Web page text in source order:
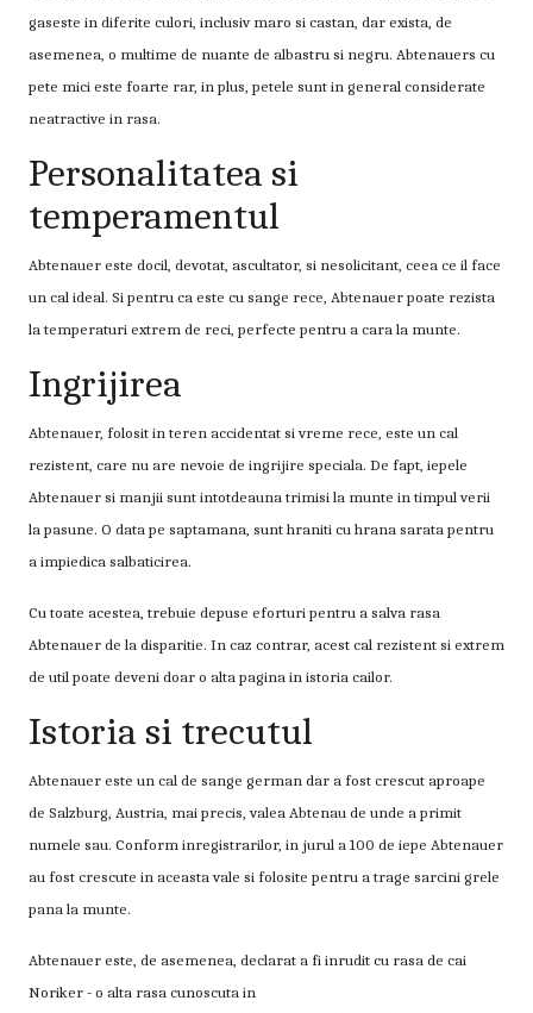
gaseste in diferite culori, inclusiv maro si castan, dar exista, de
asemenea, o multime de nuante de albastru si negru. Abtenauers cu
pete mici este foarte rar, in plus, petele sunt in general considerate
neatractive in rasa.
Personalitatea si
temperamentul
Abtenauer este docil, devotat, ascultator, si nesolicitant, ceea ce il face
un cal ideal. Si pentru ca este cu sange rece, Abtenauer poate rezista
la temperaturi extrem de reci, perfecte pentru a cara la munte.
Ingrijirea
Abtenauer, folosit in teren accidentat si vreme rece, este un cal
rezistent, care nu are nevoie de ingrijire speciala. De fapt, iepele
Abtenauer si manjii sunt intotdeauna trimisi la munte in timpul verii
la pasune. O data pe saptamana, sunt hraniti cu hrana sarata pentru
a impiedica salbaticirea.
Cu toate acestea, trebuie depuse eforturi pentru a salva rasa
Abtenauer de la disparitie. In caz contrar, acest cal rezistent si extrem
de util poate deveni doar o alta pagina in istoria cailor.
Istoria si trecutul
Abtenauer este un cal de sange german dar a fost crescut aproape
de Salzburg, Austria, mai precis, valea Abtenau de unde a primit
numele sau. Conform inregistrarilor, in jurul a 100 de iepe Abtenauer
au fost crescute in aceasta vale si folosite pentru a trage sarcini grele
pana la munte.
Abtenauer este, de asemenea, declarat a fi inrudit cu rasa de cai
Noriker - o alta rasa cunoscuta in